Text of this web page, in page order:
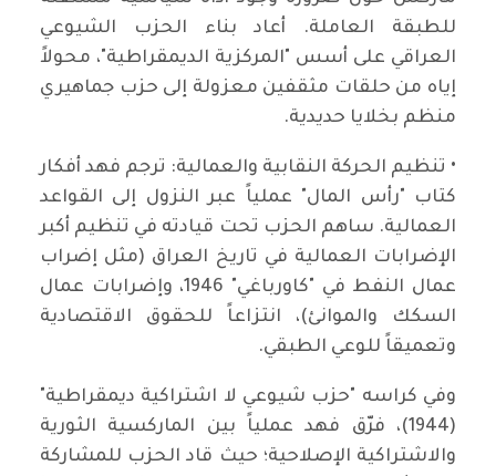
للطبقة العاملة. أعاد بناء الحزب الشيوعي
العراقي على أسس "المركزية الديمقراطية"، محولاً
إياه من حلقات مثقفين معزولة إلى حزب جماهيري
منظم بخلايا حديدية.
• تنظيم الحركة النقابية والعمالية: ترجم فهد أفكار
كتاب "رأس المال" عملياً عبر النزول إلى القواعد
العمالية. ساهم الحزب تحت قيادته في تنظيم أكبر
الإضرابات العمالية في تاريخ العراق (مثل إضراب
عمال النفط في "كاورباغي" 1946، وإضرابات عمال
السكك والموانئ)، انتزاعاً للحقوق الاقتصادية
وتعميقاً للوعي الطبقي.
وفي كراسه "حزب شيوعي لا اشتراكية ديمقراطية"
(1944)، فرّق فهد عملياً بين الماركسية الثورية
والاشتراكية الإصلاحية؛ حيث قاد الحزب للمشاركة